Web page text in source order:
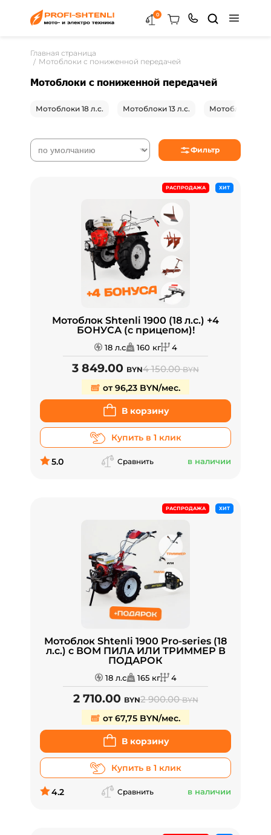
0
Главная страница
Мотоблоки с пониженной передачей
Мотоблоки с пониженной передачей
Мотоблоки 18 л.с. Мотоблоки 13 л.с. Мотоблоки 8
Фильтр
РАСПРОДАЖА ХИТ
Мотоблок Shtenli 1900 (18 л.с.) +4
БОНУСА (с прицепом)!
18 л.с 160 кг 4
3 849.00 BYN4 150.00BYN
от 96,23 BYN/мес.
В корзину
Купить в 1 клик
5.0 Сравнить в наличии
РАСПРОДАЖА ХИТ
Мотоблок Shtenli 1900 Pro-series (18
л.с.) с ВОМ ПИЛА ИЛИ ТРИММЕР В
ПОДАРОК
18 л.с 165 кг 4
2 710.00 BYN2 900.00BYN
от 67,75 BYN/мес.
В корзину
Купить в 1 клик
4.2 Сравнить в наличии